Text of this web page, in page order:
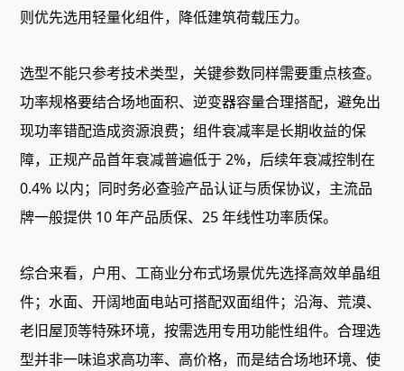
则优先选用轻量化组件，降低建筑荷载压力。
选型不能只参考技术类型，关键参数同样需要重点核查。
功率规格要结合场地面积、逆变器容量合理搭配，避免出
现功率错配造成资源浪费；组件衰减率是长期收益的保
障，正规产品首年衰减普遍低于 2%，后续年衰减控制在
0.4% 以内；同时务必查验产品认证与质保协议，主流品
牌一般提供 10 年产品质保、25 年线性功率质保。
综合来看，户用、工商业分布式场景优先选择高效单晶组
件；水面、开阔地面电站可搭配双面组件；沿海、荒漠、
老旧屋顶等特殊环境，按需选用专用功能性组件。合理选
型并非一味追求高功率、高价格，而是结合场地环境、使